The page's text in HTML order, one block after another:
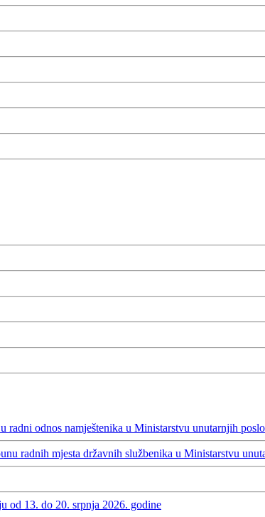
odnos namještenika u Ministarstvu unutarnjih
radnih mjesta državnih službenika u Ministarstvu
od 13. do 20. srpnja 2026. godine